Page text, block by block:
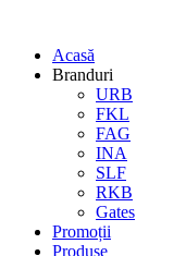
Acasă
Branduri
URB
FKL
FAG
INA
SLF
RKB
Gates
Promoții
Produse